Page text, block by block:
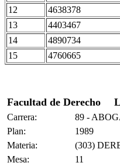
12 4638378
13 4403467
14 4890734
15 4760665
Facultad de Derecho
Carrera:
89 -
Plan:
1989
Materia:
(303)
Mesa:
11